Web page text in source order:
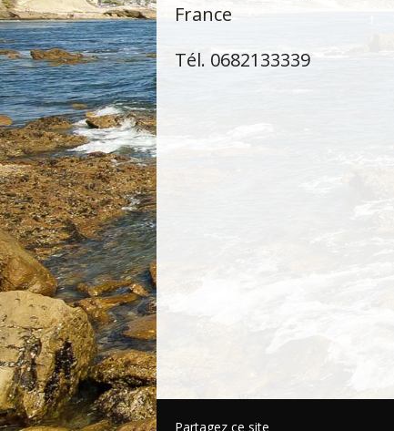
France
Tél. 0682133339
Partagez ce site